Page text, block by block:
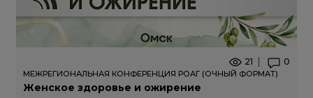
21 0
МЕЖРЕГИОНАЛЬНАЯ КОНФЕРЕНЦИЯ РОАГ (ОЧНЫЙ ФОРМАТ)
Женское здоровье и ожирение